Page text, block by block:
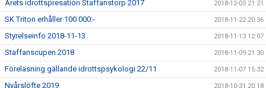
Årets idrottspresation Staffanstorp 2017 2018-12-03 21:21
SK Triton erhåller 100 000:- 2018-11-22 20:36
Styrelseinfo 2018-11-13 2018-11-13 12:07
Staffanscupen 2018 2018-11-09 21:30
Föreläsning gällande idrottspsykologi 22/11 2018-11-07 15:32
Nyårslöfte 2019 2018-10-31 20:18